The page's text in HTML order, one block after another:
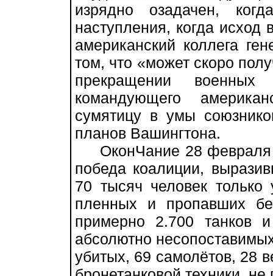
изрядно озадачен,
наступления, когда
американский коллега
том, что «может скоро
прекращении
командующего
сумятицу в умы
планов Вашингтона.
ОконЧание 28 февраля
победа коалиции,
70 тысяч человек
пленных и пропавших
примерно 2.700 танков
абсолютно
убитых, 69 самолётов, 28